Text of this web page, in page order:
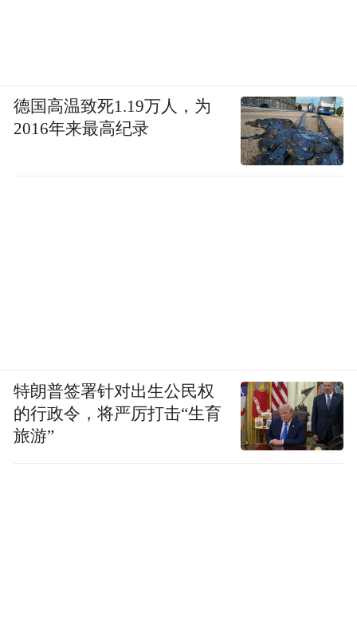
德国高温致死1.19万人，为
2016年来最高纪录
特朗普签署针对出生公民权
的行政令，将严厉打击“生育
旅游”